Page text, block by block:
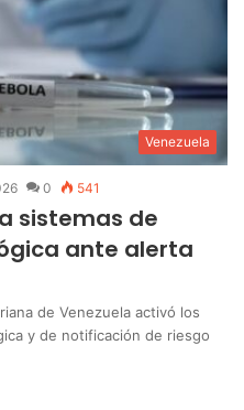
Venezuela
0 541
sistemas de
ante alerta
de Venezuela activó los
y de notificación de riesgo